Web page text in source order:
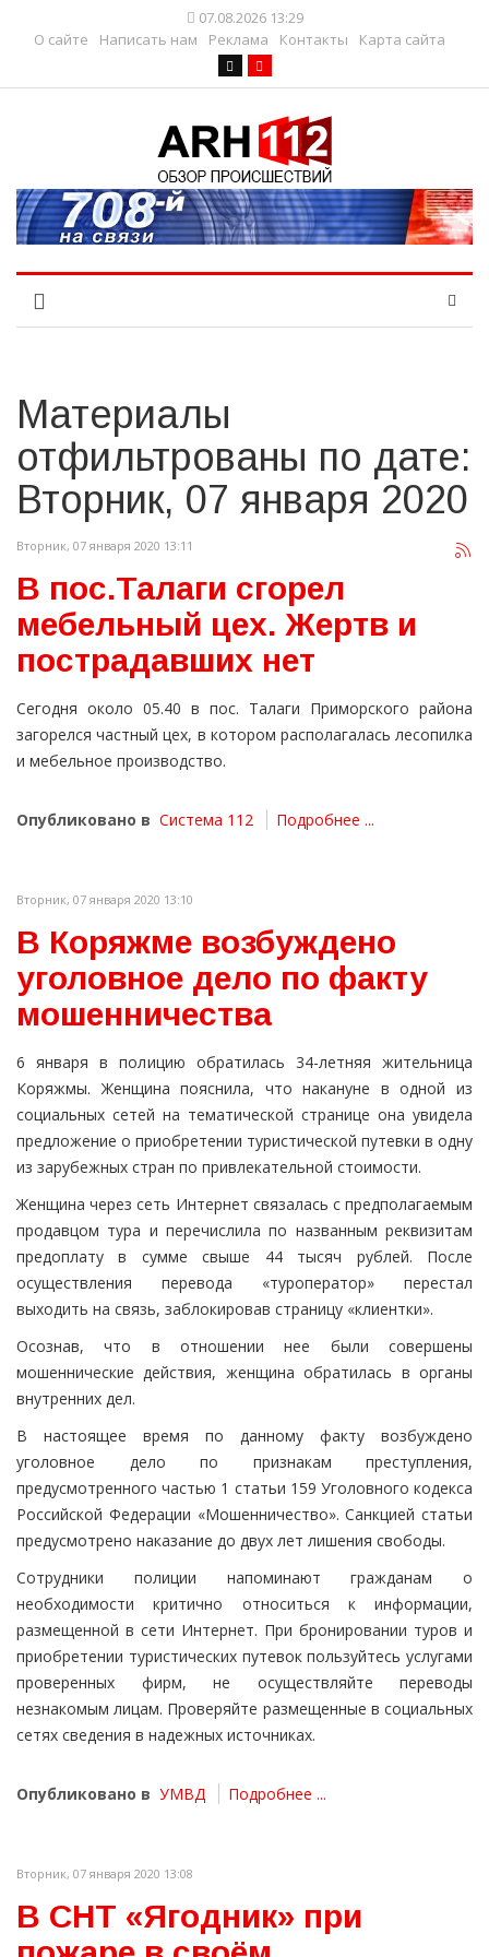
07.08.2026 13:29
О сайте
Написать нам Реклама Контакты Карта сайта
Материалы
отфильтрованы по дате:
Вторник, 07 января 2020
Вторник, 07 января 2020 13:11
В пос.Талаги сгорел
мебельный цех. Жертв и
пострадавших нет
Сегодня около 05.40 в пос. Талаги Приморского района
загорелся частный цех, в котором располагалась лесопилка
и мебельное производство.
Опубликовано в Система 112 Подробнее ...
Вторник, 07 января 2020 13:10
В Коряжме возбуждено
уголовное дело по факту
мошенничества
6 января в полицию обратилась 34-летняя жительница
Коряжмы. Женщина пояснила, что накануне в одной из
социальных сетей на тематической странице она увидела
предложение о приобретении туристической путевки в одну
из зарубежных стран по привлекательной стоимости.
Женщина через сеть Интернет связалась с предполагаемым
продавцом тура и перечислила по названным реквизитам
предоплату в сумме свыше 44 тысяч рублей. После
осуществления перевода «туроператор» перестал
выходить на связь, заблокировав страницу «клиентки».
Осознав, что в отношении нее были совершены
мошеннические действия, женщина обратилась в органы
внутренних дел.
В настоящее время по данному факту возбуждено
уголовное дело по признакам преступления,
предусмотренного частью 1 статьи 159 Уголовного кодекса
Российской Федерации «Мошенничество». Санкцией статьи
предусмотрено наказание до двух лет лишения свободы.
Сотрудники полиции напоминают гражданам о
необходимости критично относиться к информации,
размещенной в сети Интернет. При бронировании туров и
приобретении туристических путевок пользуйтесь услугами
проверенных фирм, не осуществляйте переводы
незнакомым лицам. Проверяйте размещенные в социальных
сетях сведения в надежных источниках.
Опубликовано в УМВД Подробнее ...
Вторник, 07 января 2020 13:08
В СНТ «Ягодник» при